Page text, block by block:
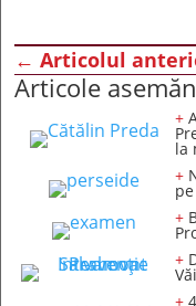
← Articolul
Articole
+
la
+
+
+
+